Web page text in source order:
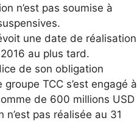
n’est pas soumise à
une date de réalisation
au plus tard.
de son obligation
groupe TCC s’est engagé à
de 600 millions USD
n’est pas réalisée au 31